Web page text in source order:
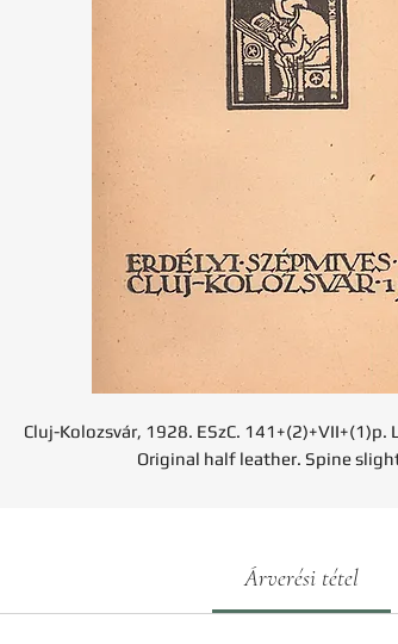
Cluj-Kolozsvár, 1928. ESzC.
Original half leather. Spine
Árverési tétel